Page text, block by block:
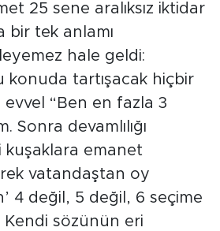
25 sene aralıksız iktidar
bir tek anlamı
hale geldi:
konuda tartışacak hiçbir
evvel “Ben en fazla 3
Sonra devamlılığı
kuşaklara emanet
vatandaştan oy
4 değil, 5 değil, 6 seçime
sözünün eri